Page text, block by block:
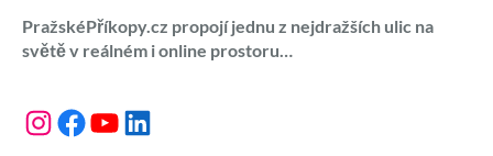
PražskéPříkopy.cz propojí jednu z nejdražších ulic na
světě v reálném i online prostoru…
Instagram Facebook YouTube LinkedIn